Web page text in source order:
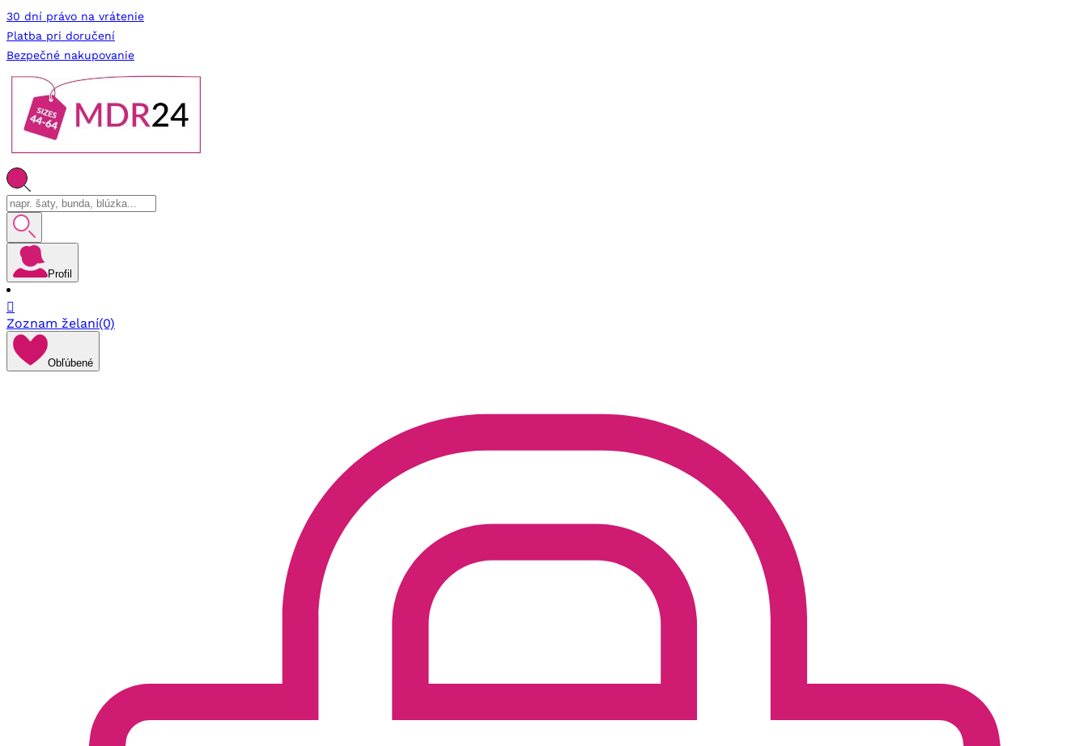
30 dní právo na vrátenie
Platba pri doručení
Bezpečné nakupovanie
Profil

Zoznam želaní(0)
Obľúbené